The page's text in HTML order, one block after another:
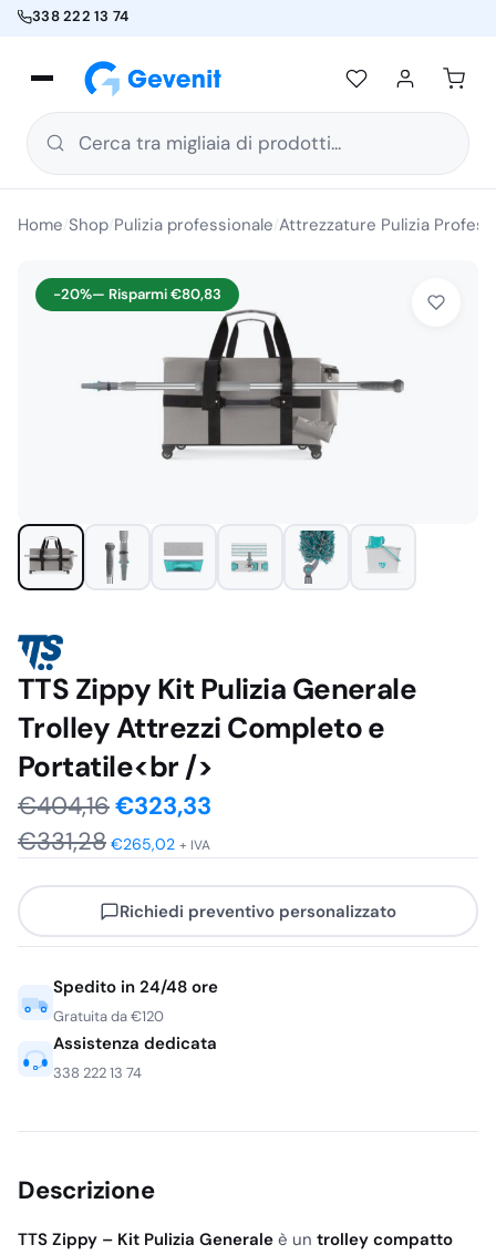
338 222 13 74
Cerca tra migliaia di prodotti...
Home Shop Pulizia professionale Attrezzature Pulizia
-20%— Risparmi€80,83
TTS Zippy Kit Pulizia Generale
Trolley Attrezzi Completo e
Portatile<br />
€404,16Il
prezzo
originale
era:
€323,33
attuale
è:
€331,28 €265,02 + IVA
Richiedi preventivo personalizzato
Spedito in 24/48 ore
Gratuita da €120
Assistenza dedicata
338 222 13 74
Descrizione
TTS Zippy – Kit Pulizia Generale è un trolley compatto